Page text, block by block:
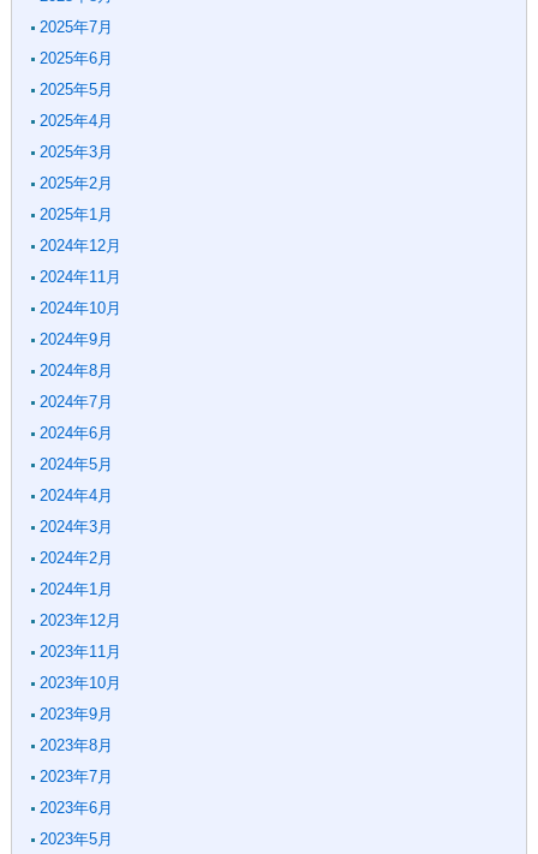
2025年7月
2025年6月
2025年5月
2025年4月
2025年3月
2025年2月
2025年1月
2024年12月
2024年11月
2024年10月
2024年9月
2024年8月
2024年7月
2024年6月
2024年5月
2024年4月
2024年3月
2024年2月
2024年1月
2023年12月
2023年11月
2023年10月
2023年9月
2023年8月
2023年7月
2023年6月
2023年5月